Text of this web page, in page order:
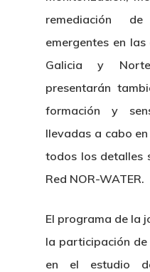
remediación
emergentes en
Galicia y
presentarán
formación y
llevadas a cabo
todos los detalles
Red NOR-WATER.
El programa de la
la participación
en el estudio